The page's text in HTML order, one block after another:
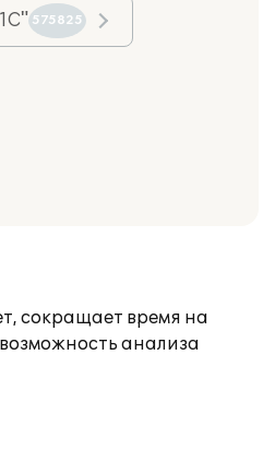
575825
сокращает время на
анализа